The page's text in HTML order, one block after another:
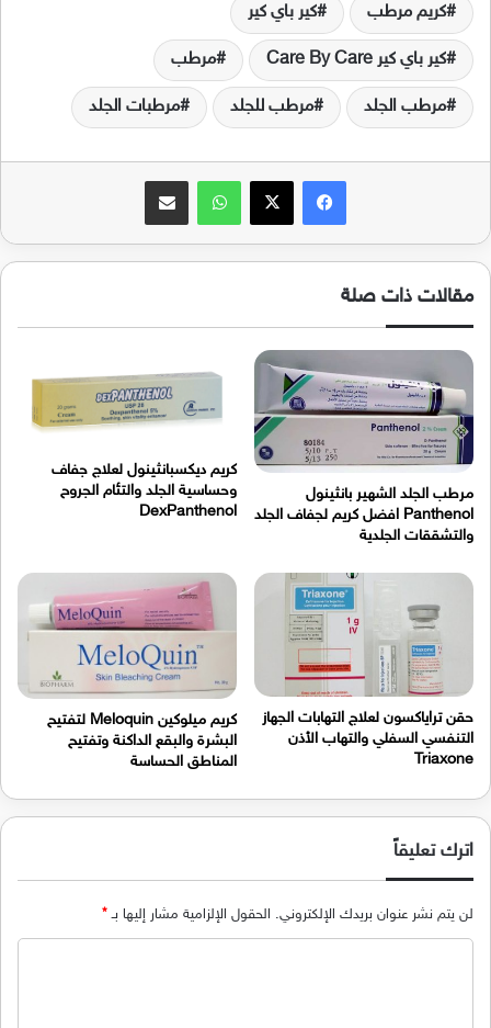
كريم مرطب كير باي كير
كير باي كير Care By Care مرطب
مرطب الجلد مرطب للجلد مرطبات الجلد
فيسبوك‫X واتساب مشاركة عبر البريد
مقالات ذات صلة
مرطب الجلد الشهير بانثينول
Panthenol افضل كريم لجفاف الجلد
والتشققات الجلدية
كريم ديكسبانثينول لعلاج جفاف
وحساسية الجلد والتئام الجروح
DexPanthenol
حقن تراياكسون لعلاج التهابات الجهاز
التنفسي السفلي والتهاب الأذن
Triaxone
كريم ميلوكين Meloquin لتفتيح
البشرة والبقع الداكنة وتفتيح
المناطق الحساسة
اترك تعليقاً
لن يتم نشر عنوان بريدك الإلكتروني. الحقول الإلزامية مشار إليها بـ*